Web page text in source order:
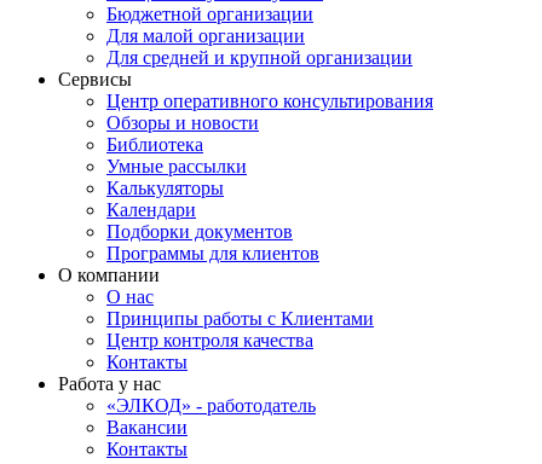
Бюджетной организации
Для малой организации
Для средней и крупной организации
Сервисы
Центр оперативного консультирования
Обзоры и новости
Библиотека
Умные рассылки
Калькуляторы
Календари
Подборки документов
Программы для клиентов
О компании
О нас
Принципы работы с Клиентами
Центр контроля качества
Контакты
Работа у нас
«ЭЛКОД» - работодатель
Вакансии
Контакты